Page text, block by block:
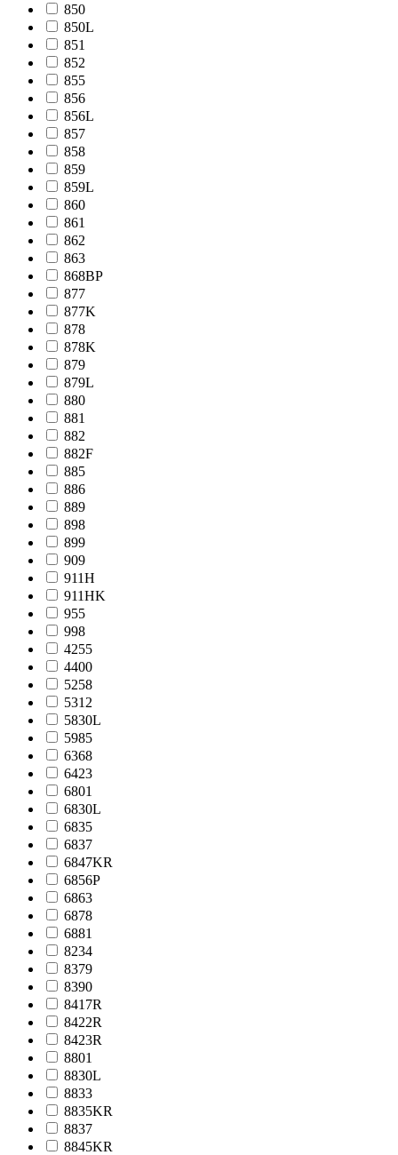
850
850L
851
852
855
856
856L
857
858
859
859L
860
861
862
863
868BP
877
877K
878
878K
879
879L
880
881
882
882F
885
886
889
898
899
909
911H
911HK
955
998
4255
4400
5258
5312
5830L
5985
6368
6423
6801
6830L
6835
6837
6847KR
6856P
6863
6878
6881
8234
8379
8390
8417R
8422R
8423R
8801
8830L
8833
8835KR
8837
8845KR